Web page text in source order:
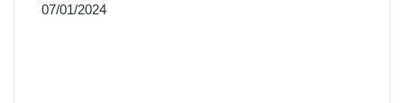
07/01/2024